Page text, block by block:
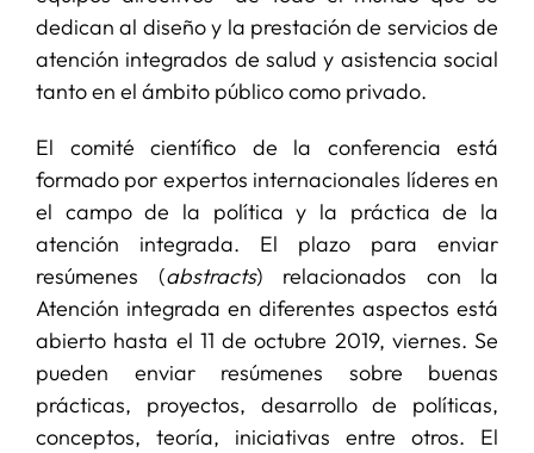
dedican al diseño y la prestación de servicios de
atención integrados de salud y asistencia social
tanto en el ámbito público como privado.
El comité científico de la conferencia está
formado por expertos internacionales líderes en
el campo de la política y la práctica de la
atención integrada. El plazo para enviar
resúmenes (abstracts) relacionados con la
Atención integrada en diferentes aspectos está
abierto hasta el 11 de octubre 2019, viernes. Se
pueden enviar resúmenes sobre buenas
prácticas, proyectos, desarrollo de políticas,
conceptos, teoría, iniciativas entre otros. El